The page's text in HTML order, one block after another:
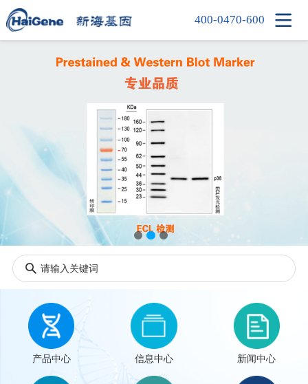
产品中心
公司简介
人才招聘
400-0470-600 
产品中心 信息中心 新闻中心